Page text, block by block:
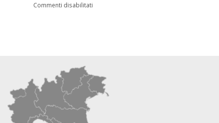
Commenti disabilitati
ELENCO
(SHORT
LIST)